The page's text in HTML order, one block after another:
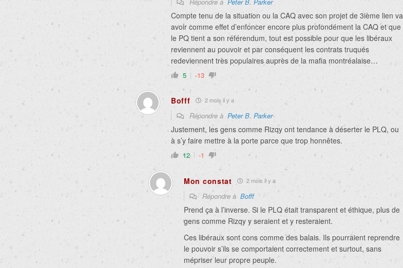
Compte tenu de la situation ou la CAQ avec son projet de 3ième lien va
avoir comme effet d’enfoncer encore plus profondément la CAQ et que
le PQ tient a son référendum, tout est possible pour que les libéraux
reviennent au pouvoir et par conséquent les contrats truqués
redeviennent très populaires auprès de la mafia montréalaise…
5 -13
Bofff 2 mois il y a
Répondre à Peter B. Parker
Justement, les gens comme Rizqy ont tendance à déserter le PLQ, ou
à s’y faire mettre à la porte parce que trop honnêtes.
12 -1
Mon constat 2 mois il y a
Répondre à Bofff
Prend ça à l’inverse. Si le PLQ était transparent et éthique, plus de
gens comme Rizqy y seraient et y resteraient.
Ces libéraux sont cons comme des balais. Ils pourraient reprendre
le pouvoir s’ils se comportaient correctement et surtout, sans
mépriser leur propre peuple.